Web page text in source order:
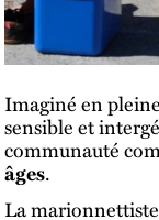
Imaginé en
sensible et
communauté
âges.
La